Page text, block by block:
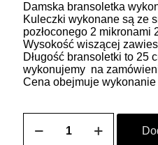
Damska bransoletka
Kuleczki wykonane są ze
pozłoconego 2 mikronami
Wysokość wiszącej
Długość bransoletki to 25
wykonujemy na
Cena obejmuje
ZOZO